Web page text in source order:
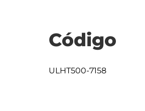
Código
ULHT500-7158